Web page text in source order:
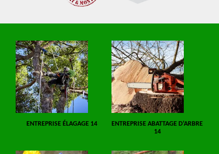
ENTREPRISE ÉLAGAGE 14
ENTREPRISE ABATTAGE D'ARBRE
14